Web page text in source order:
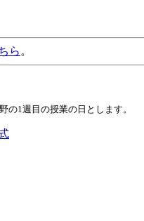
ら 。
の1週目の授業の日とします。